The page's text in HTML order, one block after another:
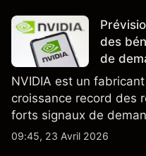
des
de
NVIDIA est un
croissance record des
forts signaux de
partenaires clés de la
09:45, 23 Avril 2026